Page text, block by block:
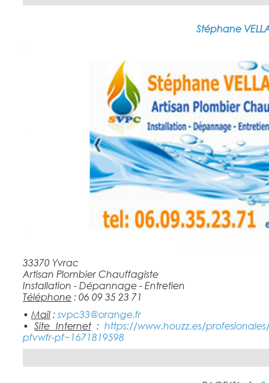
Stéphane
33370 Yvrac
Artisan Plombier Chauffagiste
Installation - Dépannage - Entretien
Téléphone : 06 09 35 23 71
• Mail : svpc33@orange.fr
•Site Internet: https://www.houzz.es/
pfvwfr-pf~1671819598